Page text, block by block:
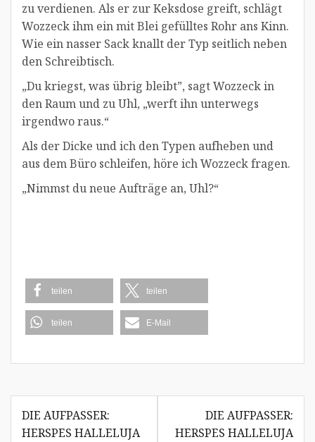
zu verdienen. Als er zur Keksdose greift, schlägt
Wozzeck ihm ein mit Blei gefülltes Rohr ans Kinn.
Wie ein nasser Sack knallt der Typ seitlich neben
den Schreibtisch.
„Du kriegst, was übrig bleibt”, sagt Wozzeck in
den Raum und zu Uhl, „werft ihn unterwegs
irgendwo raus.“
Als der Dicke und ich den Typen aufheben und
aus dem Büro schleifen, höre ich Wozzeck fragen.
„Nimmst du neue Aufträge an, Uhl?“
teilen teilen
teilen E-Mail
Beitragsnavigation
DIE AUFPASSER:
HERSPES HALLELUJA
DIE AUFPASSER:
HERSPES HALLELUJA